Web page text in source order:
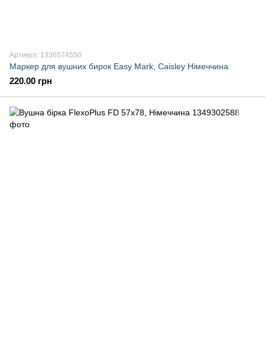
Артикул: 1336574550
Маркер для вушних бирок Easy Mark, Caisley Німеччина
220.00 грн